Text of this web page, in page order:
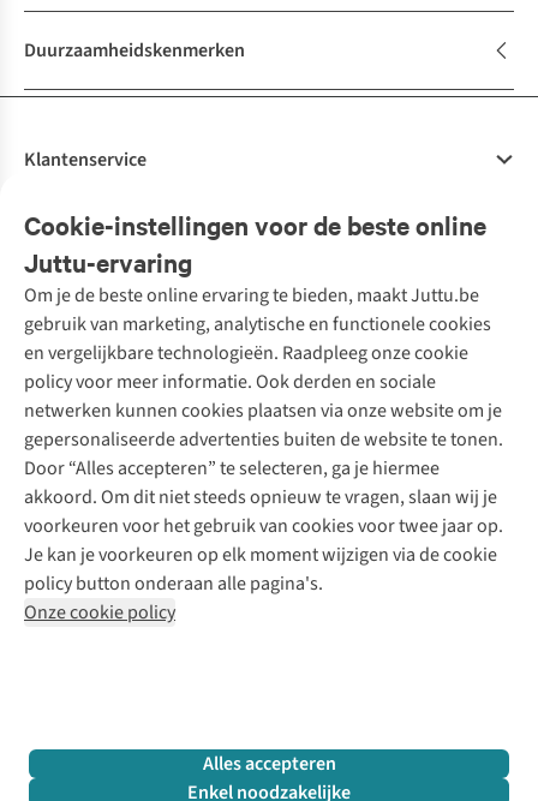
Duurzaamheidskenmerken
Cookie-instellingen voor de beste online
Juttu-ervaring
Om je de beste online ervaring te bieden, maakt Juttu.be
gebruik van marketing, analytische en functionele cookies
en vergelijkbare technologieën. Raadpleeg onze cookie
policy voor meer informatie. Ook derden en sociale
netwerken kunnen cookies plaatsen via onze website om je
gepersonaliseerde advertenties buiten de website te tonen.
Door “Alles accepteren” te selecteren, ga je hiermee
akkoord. Om dit niet steeds opnieuw te vragen, slaan wij je
voorkeuren voor het gebruik van cookies voor twee jaar op.
Je kan je voorkeuren op elk moment wijzigen via de cookie
policy button onderaan alle pagina's.
Onze cookie policy
Alles accepteren
Enkel noodzakelijke
Klantenservice
Bestellen
Betalen
10% studentenkorting
Klarna - achteraf betalen
Levering
Retourneren
Bestelling herroepen
Garantie
Contact
Onze diensten
Tweedehands - ReJUsed
Kledingatelier
Personal shopping
Textielbox
Events / workshops
Juttu
Over ons
Juttu Friends
Inspiratie
Werken bij Juttu
Onze winkels
De wereld van Juttu
Verantwoord ondernemen
Toegankelijkheidsverklaring
Merken
Nathalie Vleeschouwer
Selected dames
HKLiving
Dickies
Sessùn
Strom
O My Bag
Revolution
Meld je aan voor de nieuwsbrief
Follow us
+32 (0)3 828 30 15 team@juttu.be
BTW BE 0416.762.280